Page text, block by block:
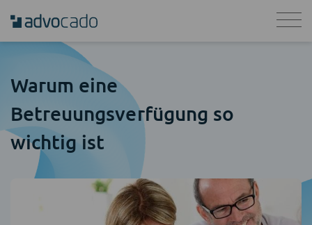
Warum eine
Betreuungsverfügung so
wichtig ist